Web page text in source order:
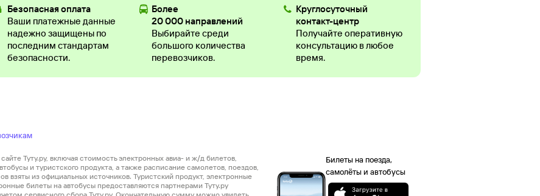
Безопасная оплата
Ваши платежные данные
надежно защищены по
последним стандартам
безопасности.
Более
20 000 направлений
Выбирайте среди
большого количества
перевозчиков.
Круглосуточный
контакт-центр
Получайте оперативную
консультацию в любое
время.
Билеты на поезда,
самолёты и автобусы
Туту.ру, включая стоимость электронных авиа- и ж/д билетов,
и туристского продукта, а также расписание самолетов, поездов,
взяты из официальных источников. Туристский продукт, электронные
билеты на автобусы предоставляются партнерами Туту.ру